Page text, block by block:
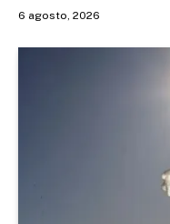
6 agosto, 2026